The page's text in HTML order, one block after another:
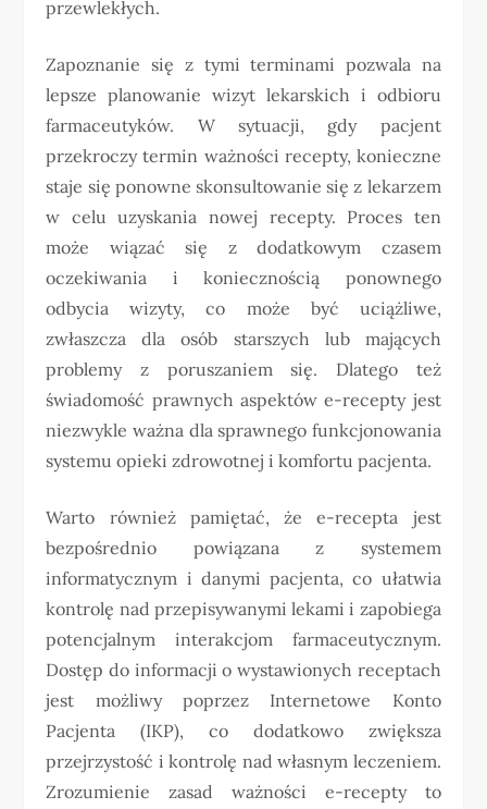
przewlekłych.
Zapoznanie się z tymi terminami pozwala na
lepsze planowanie wizyt lekarskich i odbioru
farmaceutyków. W sytuacji, gdy pacjent
przekroczy termin ważności recepty, konieczne
staje się ponowne skonsultowanie się z lekarzem
w celu uzyskania nowej recepty. Proces ten
może wiązać się z dodatkowym czasem
oczekiwania i koniecznością ponownego
odbycia wizyty, co może być uciążliwe,
zwłaszcza dla osób starszych lub mających
problemy z poruszaniem się. Dlatego też
świadomość prawnych aspektów e-recepty jest
niezwykle ważna dla sprawnego funkcjonowania
systemu opieki zdrowotnej i komfortu pacjenta.
Warto również pamiętać, że e-recepta jest
bezpośrednio powiązana z systemem
informatycznym i danymi pacjenta, co ułatwia
kontrolę nad przepisywanymi lekami i zapobiega
potencjalnym interakcjom farmaceutycznym.
Dostęp do informacji o wystawionych receptach
jest możliwy poprzez Internetowe Konto
Pacjenta (IKP), co dodatkowo zwiększa
przejrzystość i kontrolę nad własnym leczeniem.
Zrozumienie zasad ważności e-recepty to